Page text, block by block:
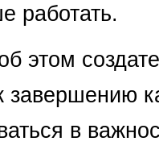
работать.
этом
завершению
в